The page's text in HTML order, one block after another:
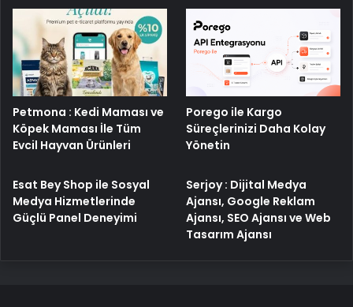
Petmona : Kedi Maması ve
Köpek Maması İle Tüm
Evcil Hayvan Ürünleri
Porego ile Kargo
Süreçlerinizi Daha Kolay
Yönetin
Esat Bey Shop ile Sosyal
Medya Hizmetlerinde
Güçlü Panel Deneyimi
Serjoy : Dijital Medya
Ajansı, Google Reklam
Ajansı, SEO Ajansı ve Web
Tasarım Ajansı